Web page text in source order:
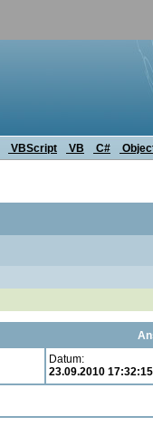
VBScript VB C#
Datum:
23.09.2010 17:32:15